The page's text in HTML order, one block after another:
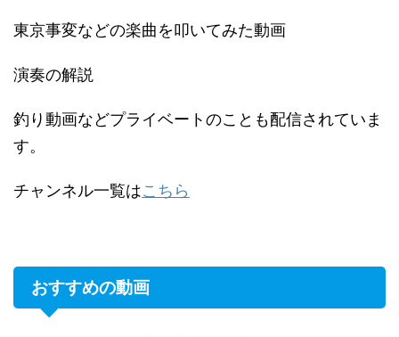
東京事変などの楽曲を叩いてみた動画
演奏の解説
釣り動画などプライベートのことも配信されていま
す。
チャンネル一覧はこちら
おすすめの動画